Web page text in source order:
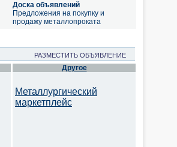
Доска объявлений
Предложения на покупку и
продажу металлопроката
РАЗМЕСТИТЬ ОБЪЯВЛЕНИЕ
Другое
Металлургический
маркетплейс